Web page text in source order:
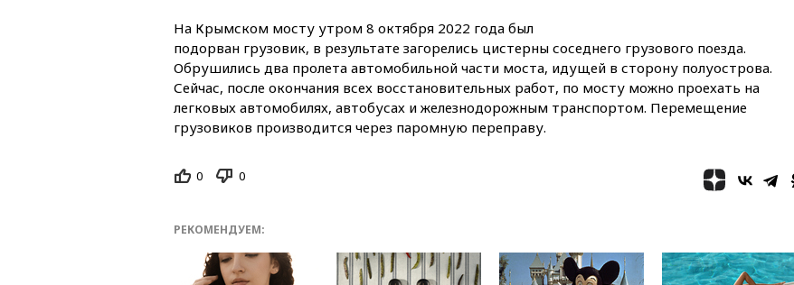
вчера, 22:20
Путин назвал 76-ю
гвардейскую десантно-
штурмовую дивизию
легендарной
добропольском направлении
вчера, 21:35«Аэрофлот»
На Крымском мосту утром 8 октября 2022 года был
подорван грузовик, в результате загорелись цистерны соседнего грузового поезда.
Обрушились два пролета автомобильной части моста, идущей в сторону полуострова.
Сейчас, после окончания всех восстановительных работ, по мосту можно проехать на
легковых автомобилях, автобусах и железнодорожным транспортом. Перемещение
грузовиков производится через паромную переправу.
0 0
РЕКОМЕНДУЕМ: